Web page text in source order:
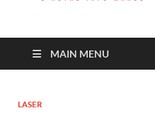
MAIN MENU
LASER